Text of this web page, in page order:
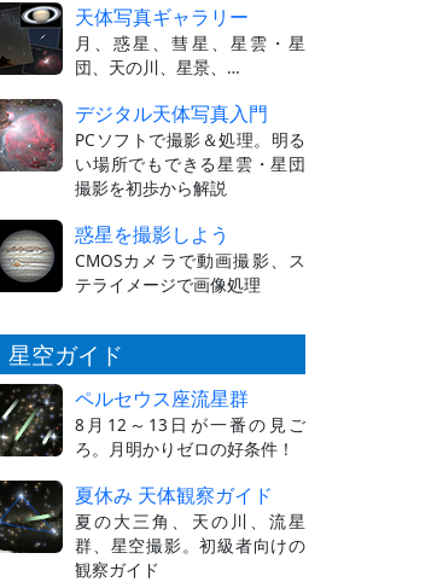
天体写真ギャラリー
月、惑星、彗星、星雲・星
団、天の川、星景、…
デジタル天体写真入門
PCソフトで撮影＆処理。明る
い場所でもできる星雲・星団
撮影を初歩から解説
惑星を撮影しよう
CMOSカメラで動画撮影、ス
テライメージで画像処理
星空ガイド
ペルセウス座流星群
8月12～13日が一番の見ご
ろ。月明かりゼロの好条件！
夏休み 天体観察ガイド
夏の大三角、天の川、流星
群、星空撮影。初級者向けの
観察ガイド